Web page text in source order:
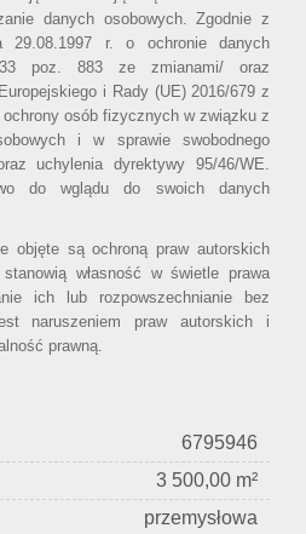
danych osobowych. Zgodnie z
29.08.1997 r. o ochronie danych
poz. 883 ze zmianami/ oraz
i Rady (UE) 2016/679 z
osób fizycznych w związku z
i w sprawie swobodnego
uchylenia dyrektywy 95/46/WE.
do wglądu do swoich danych
objęte są ochroną praw autorskich
własność w świetle prawa
ich lub rozpowszechnianie bez
naruszeniem praw autorskich i
prawną.
6795946
3 500,00 m²
przemysłowa